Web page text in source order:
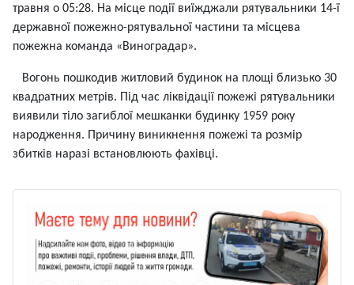
травня о 05:28. На місце події виїжджали рятувальники 14-ї
державної пожежно-рятувальної частини та місцева
пожежна команда «Виноградар».
Вогонь пошкодив житловий будинок на площі близько 30
квадратних метрів. Під час ліквідації пожежі рятувальники
виявили тіло загиблої мешканки будинку 1959 року
народження. Причину виникнення пожежі та розмір
збитків наразі встановлюють фахівці.